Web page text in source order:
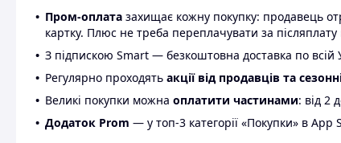
Пром-оплата захищає кожну покупку: продавець
картку. Плюс не треба переплачувати за
З підпискою Smart — безкоштовна доставка по всій
Регулярно проходять акції від продавців та
Великі покупки можна оплатити частинами: від 2
Додаток Prom — у топ-3 категорії «Покупки» в